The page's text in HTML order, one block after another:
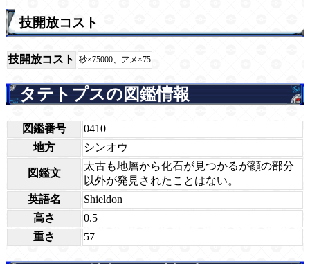
技開放コスト
技開放コスト 砂×75000、アメ×75
タテトプスの図鑑情報
図鑑番号
0410
地方
シンオウ
図鑑文
太古も地層から化石が見つかるが顔の部分
以外が発見されたことはない。
英語名
Shieldon
高さ
0.5
重さ
57